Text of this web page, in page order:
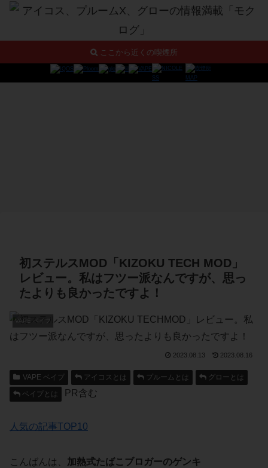
ここから近くの喫煙所
初ステルスMOD「KIZOKU TECH MOD」
レビュー。私はフツー派なんですが、思っ
たよりも良かったですよ！
VAPE ベイプ
2023.08.13 2023.08.16
VAPE ベイプ アイコスとは プルームとは
グローとは
ベイプとは
PR含む
人気の記事TOP10
こんばんは、 加熱式たばこブロガーのゲンキ